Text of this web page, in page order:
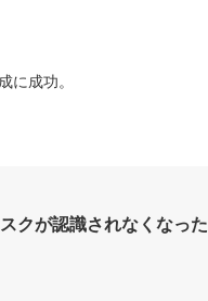
に成功。
クが認識されなくなった